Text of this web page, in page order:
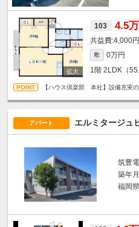
103 4.5
4,000円
敷 0万円
1階 2LDK（
【ハウス倶楽部 本社】設備充実
アパート エルミタージュ
筑豊
築年
福岡